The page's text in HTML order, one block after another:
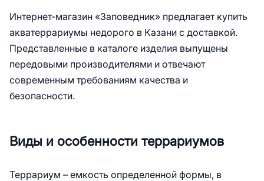
Интернет-магазин «Заповедник» предлагает купить
акватеррариумы недорого в Казани с доставкой.
Представленные в каталоге изделия выпущены
передовыми производителями и отвечают
современным требованиям качества и
безопасности.
Виды и особенности террариумов
Террариум – емкость определенной формы, в